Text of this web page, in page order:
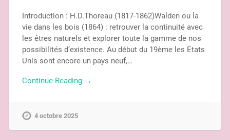
Introduction : H.D.Thoreau (1817-1862)Walden ou la
vie dans les bois (1864) : retrouver la continuité avec
les êtres naturels et explorer toute la gamme de nos
possibilités d’existence. Au début du 19ème les Etats
Unis sont encore un pays neuf,…
Continue Reading →
4 octobre 2025